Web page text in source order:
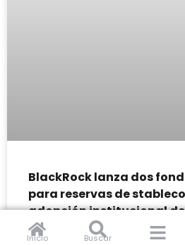
Inicio Buscar
BlackRock lanza dos
para reservas de
adopción institucional
digitales